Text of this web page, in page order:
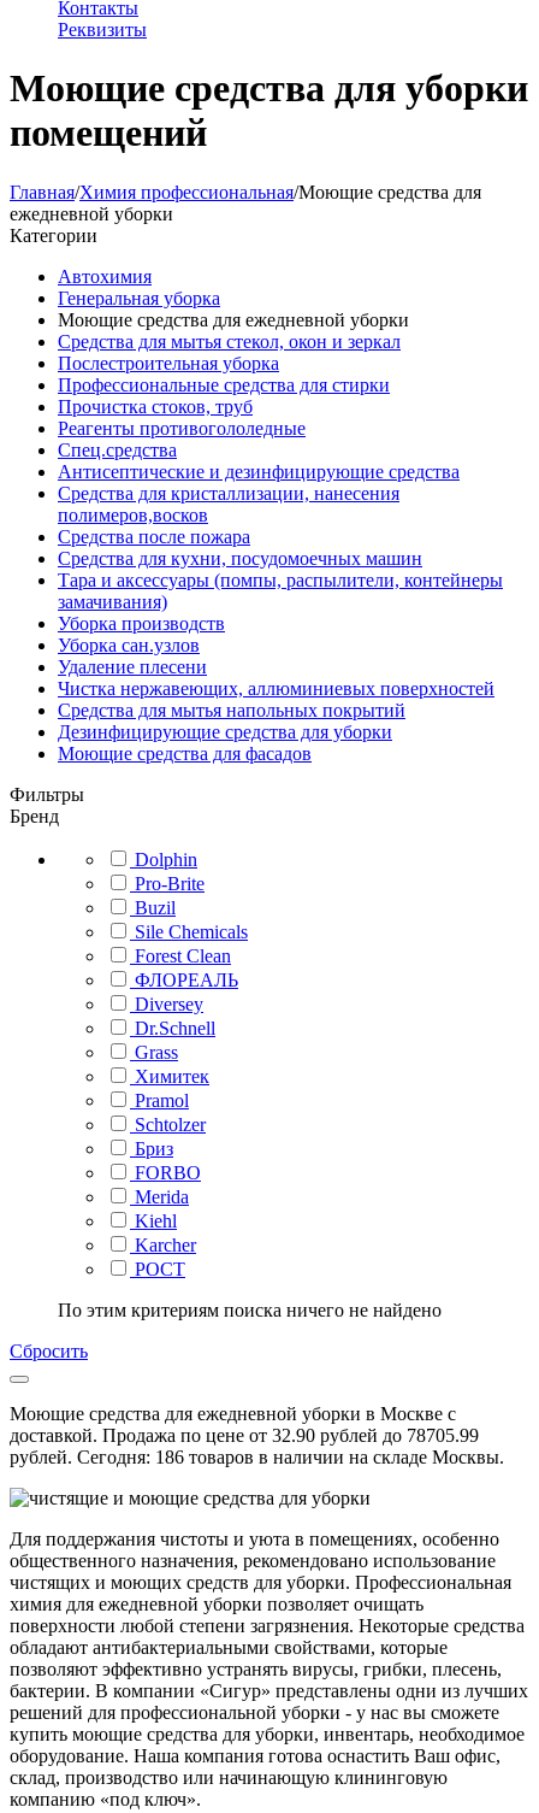
Контакты
Реквизиты
Моющие средства для уборки
помещений
Главная/Химия профессиональная/Моющие средства для
ежедневной уборки
Категории
Автохимия
Генеральная уборка
Моющие средства для ежедневной уборки
Средства для мытья стекол, окон и зеркал
Послестроительная уборка
Профессиональные средства для стирки
Прочистка стоков, труб
Реагенты противогололедные
Спец.средства
Антисептические и дезинфицирующие средства
Средства для кристаллизации, нанесения
полимеров,восков
Средства после пожара
Средства для кухни, посудомоечных машин
Тара и аксессуары (помпы, распылители, контейнеры
замачивания)
Уборка производств
Уборка сан.узлов
Удаление плесени
Чистка нержавеющих, аллюминиевых поверхностей
Средства для мытья напольных покрытий
Дезинфицирующие средства для уборки
Моющие средства для фасадов
Фильтры
Бренд
Dolphin
Pro-Brite
Buzil
Sile Chemicals
Forest Clean
ФЛОРЕАЛЬ
Diversey
Dr.Schnell
Grass
Химитек
Pramol
Schtolzer
Бриз
FORBO
Merida
Kiehl
Karcher
РОСТ
По этим критериям поиска ничего не найдено
Сбросить
Моющие средства для ежедневной уборки в Москве с
доставкой. Продажа по цене от 32.90 рублей до 78705.99
рублей. Сегодня: 186 товаров в наличии на складе Москвы.
Для поддержания чистоты и уюта в помещениях, особенно
общественного назначения, рекомендовано использование
чистящих и моющих средств для уборки. Профессиональная
химия для ежедневной уборки позволяет очищать
поверхности любой степени загрязнения. Некоторые средства
обладают антибактериальными свойствами, которые
позволяют эффективно устранять вирусы, грибки, плесень,
бактерии. В компании «Сигур» представлены одни из лучших
решений для профессиональной уборки - у нас вы сможете
купить моющие средства для уборки, инвентарь, необходимое
оборудование. Наша компания готова оснастить Ваш офис,
склад, производство или начинающую клининговую
компанию «под ключ».